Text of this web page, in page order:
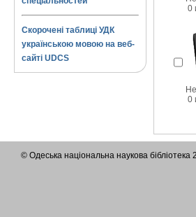
Скорочені таблиці УДК
українською мовою на веб-
сайті UDCS
0
0
© Одеська національна наукова